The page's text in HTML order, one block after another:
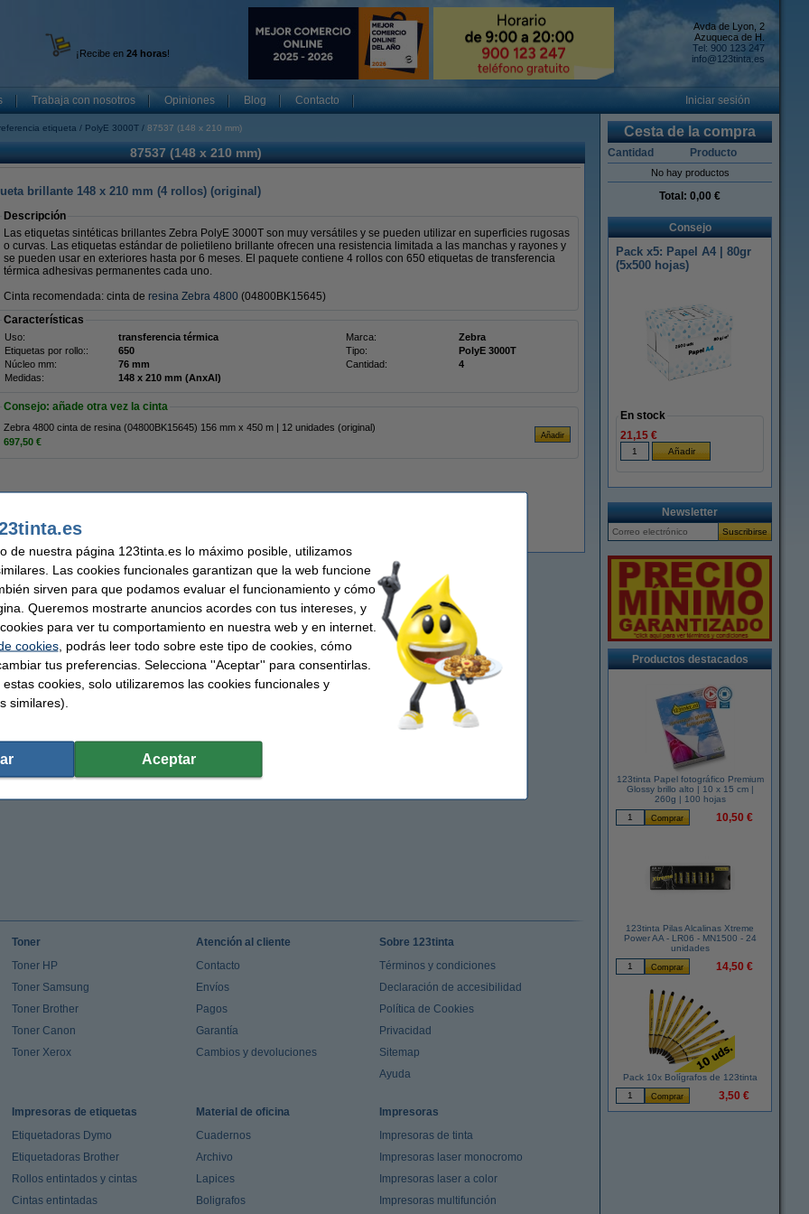
¡Recibe en 24 horas!
Avda de Lyon, 2
Azuqueca de H.
Tel: 900 123 247
info@123tinta.es
Trabaja con nosotros Opiniones Blog Contacto Iniciar sesión
etiqueta PolyE 3000T 87537 (148 x 210 mm)
87537 (148 x 210 mm)
brillante 148 x 210 mm (4 rollos) (original)
Descripción
Las etiquetas sintéticas brillantes Zebra PolyE 3000T son muy versátiles y se pueden utilizar en superficies rugosas
o curvas. Las etiquetas estándar de polietileno brillante ofrecen una resistencia limitada a las manchas y rayones y
se pueden usar en exteriores hasta por 6 meses. El paquete contiene 4 rollos con 650 etiquetas de transferencia
térmica adhesivas permanentes cada uno.
Cinta recomendada: cinta de resina Zebra 4800 (04800BK15645)
Características
Uso: transferencia térmica Marca:
Zebra
Etiquetas por rollo::
650 Tipo:
PolyE 3000T
Núcleo mm:
76 mm Cantidad:
4
Medidas:
148 x 210 mm (AnxAl)
Consejo: añade otra vez la cinta
Zebra 4800 cinta de resina (04800BK15645) 156 mm x 450 m | 12 unidades (original)
697,50 €
descatalogado.
Cesta de la compra
Cantidad Producto
No hay productos
Total: 0,00 €
Consejo
Pack x5: Papel A4 | 80gr
(5x500 hojas)
En stock
21,15 €
Newsletter
Productos destacados
123tinta Papel fotográfico Premium
Glossy brillo alto | 10 x 15 cm |
260g | 100 hojas
10,50 €
123tinta Pilas Alcalinas Xtreme
Power AA - LR06 - MN1500 - 24
unidades
14,50 €
Pack 10x Bolígrafos de 123tinta
3,50 €
Toner
Toner HP
Toner Samsung
Toner Brother
Toner Canon
Toner Xerox
Atención al cliente
Contacto
Envíos
Pagos
Garantía
Cambios y devoluciones
Sobre 123tinta
Términos y condiciones
Declaración de accesibilidad
Política de Cookies
Privacidad
Sitemap
Ayuda
Impresoras de etiquetas
Etiquetadoras Dymo
Etiquetadoras Brother
Rollos entintados y cintas
Cintas entintadas
Material de oficina
Cuadernos
Archivo
Lapices
Boligrafos
Impresoras
Impresoras de tinta
Impresoras laser monocromo
Impresoras laser a color
Impresoras multifunción
de nuestra página 123tinta.es lo máximo posible, utilizamos
Las cookies funcionales garantizan que la web funcione
sirven para que podamos evaluar el funcionamiento y cómo
Queremos mostrarte anuncios acordes con tus intereses, y
para ver tu comportamiento en nuestra web y en internet.
cookies, podrás leer todo sobre este tipo de cookies, cómo
tus preferencias. Selecciona ''Aceptar'' para consentirlas.
cookies, solo utilizaremos las cookies funcionales y
similares).
Aceptar